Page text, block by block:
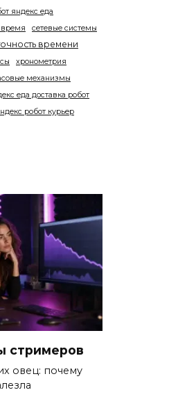
яндекс еда
время
сетевые системы
времени
хронометрия
механизмы
еда доставка робот
робот курьер
стримеров
овец: почему